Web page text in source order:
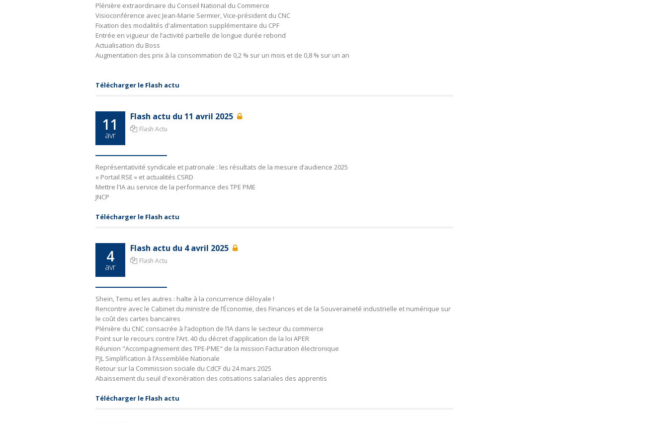
Plénière extraordinaire du Conseil National du Commerce
Visioconférence avec Jean-Marie Sermier, Vice-président du CNC
Fixation des modalités d'alimentation supplémentaire du CPF
Entrée en vigueur de l’activité partielle de longue durée rebond
Actualisation du Boss
Augmentation des prix à la consommation de 0,2 % sur un mois et de 0,8 % sur un an
Télécharger le Flash actu
11
avr
Flash actu du 11 avril 2025
Flash Actu
Représentativité syndicale et patronale : les résultats de la mesure d’audience 2025
« Portail RSE » et actualités CSRD
Mettre l'IA au service de la performance des TPE PME
JNCP
Télécharger le Flash actu
4
avr
Flash actu du 4 avril 2025
Flash Actu
Shein, Temu et les autres : halte à la concurrence déloyale !
Rencontre avec le Cabinet du ministre de l’Économie, des Finances et de la Souveraineté industrielle et numérique sur
le coût des cartes bancaires
Plénière du CNC consacrée à l’adoption de l’IA dans le secteur du commerce
Point sur le recours contre l’Art. 40 du décret d’application de la loi APER
Réunion "Accompagnement des TPE-PME" de la mission Facturation électronique
PJL Simplification à l’Assemblée Nationale
Retour sur la Commission sociale du CdCF du 24 mars 2025
Abaissement du seuil d'exonération des cotisations salariales des apprentis
Télécharger le Flash actu